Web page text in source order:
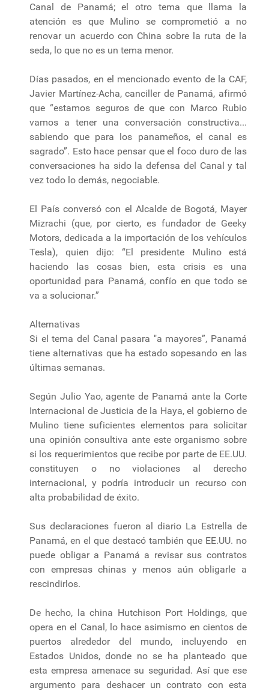
Canal de Panamá; el otro tema que llama la
atención es que Mulino se comprometió a no
renovar un acuerdo con China sobre la ruta de la
seda, lo que no es un tema menor.
Días pasados, en el mencionado evento de la CAF,
Javier Martínez-Acha, canciller de Panamá, afirmó
que “estamos seguros de que con Marco Rubio
vamos a tener una conversación constructiva...
sabiendo que para los panameños, el canal es
sagrado”. Esto hace pensar que el foco duro de las
conversaciones ha sido la defensa del Canal y tal
vez todo lo demás, negociable.
El País conversó con el Alcalde de Bogotá, Mayer
Mizrachi (que, por cierto, es fundador de Geeky
Motors, dedicada a la importación de los vehículos
Tesla), quien dijo: “El presidente Mulino está
haciendo las cosas bien, esta crisis es una
oportunidad para Panamá, confío en que todo se
va a solucionar.”
Alternativas
Si el tema del Canal pasara "a mayores”, Panamá
tiene alternativas que ha estado sopesando en las
últimas semanas.
Según Julio Yao, agente de Panamá ante la Corte
Internacional de Justicia de la Haya, el gobierno de
Mulino tiene suficientes elementos para solicitar
una opinión consultiva ante este organismo sobre
si los requerimientos que recibe por parte de EE.UU.
constituyen o no violaciones al derecho
internacional, y podría introducir un recurso con
alta probabilidad de éxito.
Sus declaraciones fueron al diario La Estrella de
Panamá, en el que destacó también que EE.UU. no
puede obligar a Panamá a revisar sus contratos
con empresas chinas y menos aún obligarle a
rescindirlos.
De hecho, la china Hutchison Port Holdings, que
opera en el Canal, lo hace asimismo en cientos de
puertos alrededor del mundo, incluyendo en
Estados Unidos, donde no se ha planteado que
esta empresa amenace su seguridad. Así que ese
argumento para deshacer un contrato con esta